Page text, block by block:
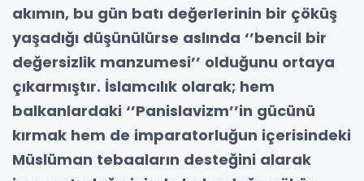
akımın, bu gün batı değerlerinin bir çöküş
yaşadığı düşünülürse aslında ‘’bencil bir
değersizlik manzumesi’’ olduğunu ortaya
çıkarmıştır. İslamcılık olarak; hem
balkanlardaki ‘’Panislavizm’’in gücünü
kırmak hem de imparatorluğun içerisindeki
Müslüman tebaaların desteğini alarak